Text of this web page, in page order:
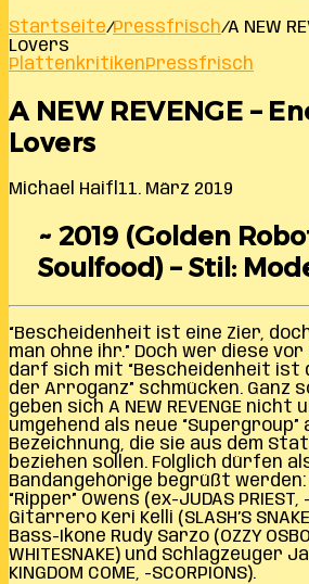
Startseite/Pressfrisch/A NEW
Lovers
PlattenkritikenPressfrisch
A NEW REVENGE –
Lovers
Michael Haifl 11. März 2019
~ 2019 (Golden
Soulfood) – Stil:
“Bescheidenheit ist eine Zier,
man ohne ihr.” Doch wer diese
darf sich mit “Bescheidenheit ist
der Arroganz” schmücken. Ganz
geben sich A NEW REVENGE
umgehend als neue “Supergroup”
Bezeichnung, die sie aus dem
beziehen sollen. Folglich dürfen
Bandangehörige begrüßt werden:
“Ripper” Owens (ex-JUDAS PRIEST, -
Gitarrero Keri Kelli (SLASH’S SNAKE
Bass-Ikone Rudy Sarzo (OZZY
WHITESNAKE) und Schlagzeuger
KINGDOM COME, -SCORPIONS).